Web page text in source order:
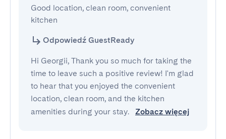
Good location, clean room, convenient
kitchen
Odpowiedź GuestReady
Hi Georgii, Thank you so much for taking the
time to leave such a positive review! I'm glad
to hear that you enjoyed the convenient
location, clean room, and the kitchen
amenities during your stay.
Zobacz więcej